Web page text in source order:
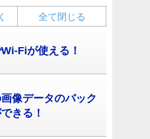
全て閉じる
Fiが使える！
像データのバック
きる！